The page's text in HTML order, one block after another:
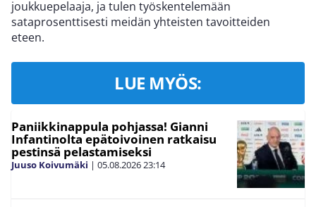
joukkuepelaaja, ja tulen työskentelemään
sataprosenttisesti meidän yhteisten tavoitteiden
eteen.
LUE MYÖS:
Paniikkinappula pohjassa! Gianni
Infantinolta epätoivoinen ratkaisu
pestinsä pelastamiseksi
Juuso Koivumäki | 05.08.202623:14